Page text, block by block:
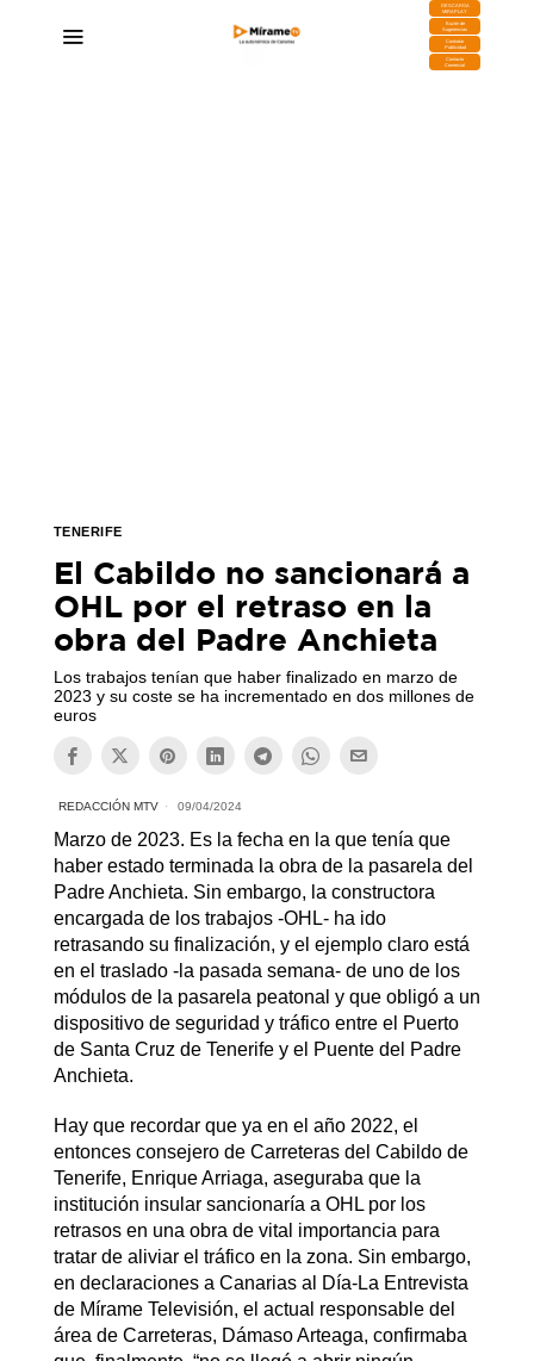
DESCARGA
MIRAPLAY
Buzón de
Sugerencias
Contratar
Publicidad
Contacto
Comercial
TENERIFE
El Cabildo no sancionará a
OHL por el retraso en la
obra del Padre Anchieta
Los trabajos tenían que haber finalizado en marzo de
2023 y su coste se ha incrementado en dos millones de
euros
REDACCIÓN MTV 09/04/2024
Marzo de 2023. Es la fecha en la que tenía que
haber estado terminada la obra de la pasarela del
Padre Anchieta. Sin embargo, la constructora
encargada de los trabajos -OHL- ha ido
retrasando su finalización, y el ejemplo claro está
en el traslado -la pasada semana- de uno de los
módulos de la pasarela peatonal y que obligó a un
dispositivo de seguridad y tráfico entre el Puerto
de Santa Cruz de Tenerife y el Puente del Padre
Anchieta.
Hay que recordar que ya en el año 2022, el
entonces consejero de Carreteras del Cabildo de
Tenerife, Enrique Arriaga, aseguraba que la
institución insular sancionaría a OHL por los
retrasos en una obra de vital importancia para
tratar de aliviar el tráfico en la zona. Sin embargo,
en declaraciones a Canarias al Día-La Entrevista
de Mírame Televisión, el actual responsable del
área de Carreteras, Dámaso Arteaga, confirmaba